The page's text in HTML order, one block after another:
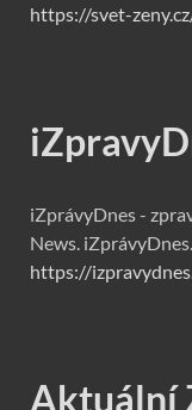
https://svet-
iZprávyDnes -
News. iZprávyDnes.
https://
Aktuální